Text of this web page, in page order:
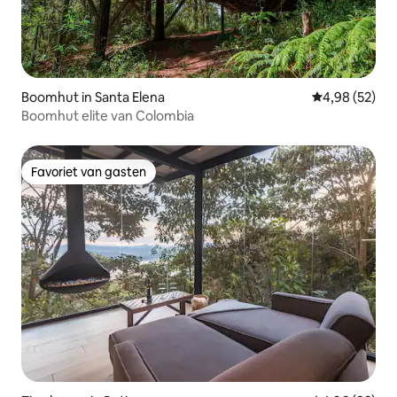
Boomhut in Santa Elena Gemiddelde
4,98 (52)
Boomhut elite van Colombia
Favoriet van gasten
Favoriet van gasten